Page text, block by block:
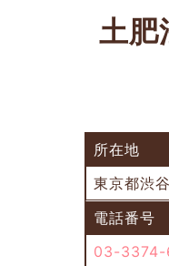
土肥
所在地
東京都渋
電話番号
03-3374-